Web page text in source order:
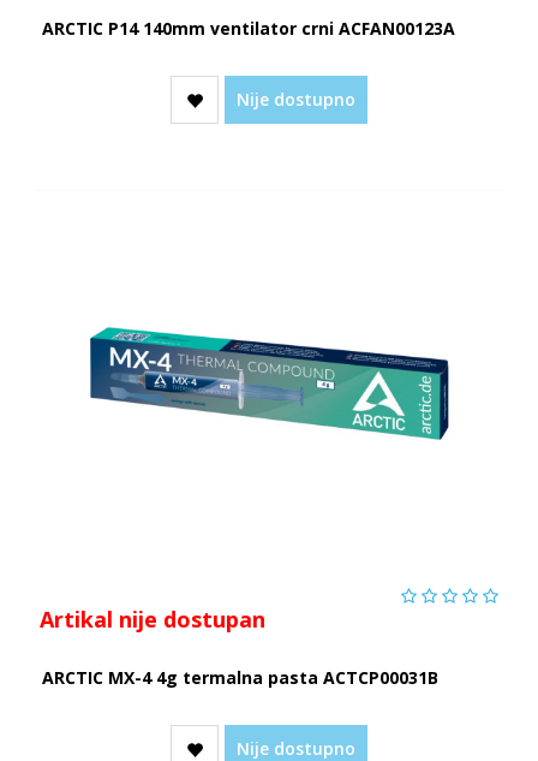
ARCTIC P14 140mm ventilator crni ACFAN00123A
Nije dostupno
Artikal nije dostupan
ARCTIC MX-4 4g termalna pasta ACTCP00031B
Nije dostupno